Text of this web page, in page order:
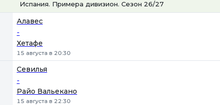
Испания. Примера дивизион. Сезон 26/27
Алавес
-
Хетафе
15 августа в 20:30
Севилья
-
Райо Вальекано
15 августа в 22:30